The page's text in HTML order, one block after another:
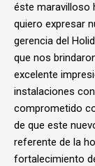
éste maravilloso
quiero expresar
gerencia del
que nos
excelente
instalaciones
comprometido
de que este
referente de la
fortalecimiento